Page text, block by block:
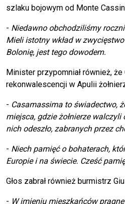
szlaku bojowym od Monte
- Niedawno obchodziliśmy
Mieli istotny wkład w
Bolonię, jest tego dowodem.
Minister przypomniał również,
rekonwalescencji w Apulii
- Casamassima to świadectwo,
miejsca, gdzie żołnierze
nich odeszło, zabranych przez
- Niech pamięć o bohaterach,
Europie i na świecie. Cześć
Głos zabrał również burmistrz
- W imieniu mieszkańców